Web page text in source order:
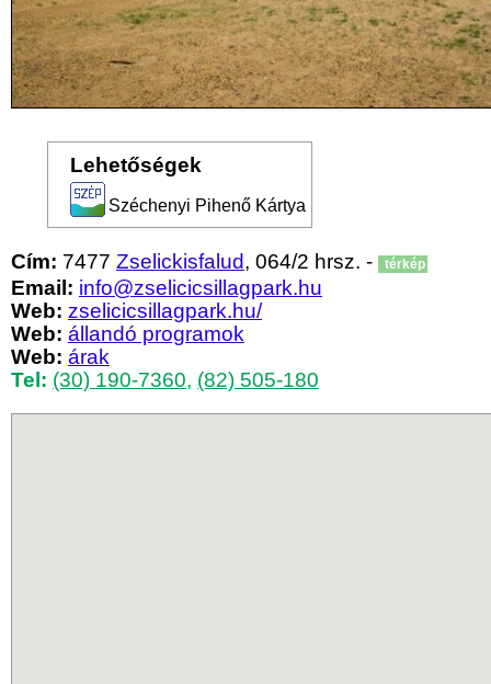
Lehetőségek
Széchenyi Pihenő Kártya
Cím: 7477 Zselickisfalud, 064/2 hrsz. - térkép
Email: info@zselicicsillagpark.hu
Web: zselicicsillagpark.hu/
Web: állandó programok
Web: árak
Tel: (30) 190-7360, (82) 505-180